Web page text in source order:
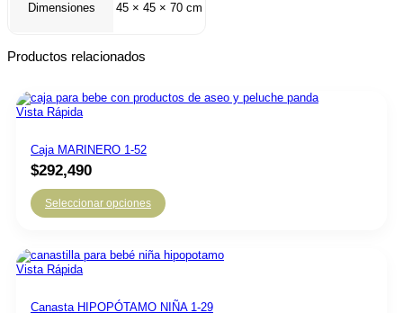
Dimensiones 45 × 45 × 70 cm
Productos relacionados
Vista Rápida
Caja MARINERO 1-52
$292,490
Seleccionar opciones
Vista Rápida
Canasta HIPOPÓTAMO NIÑA 1-29